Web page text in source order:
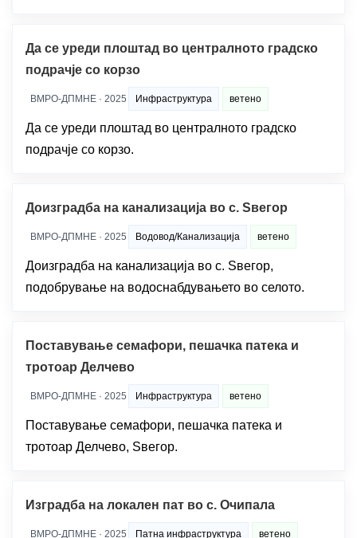
Да се уреди плоштад во централното градско
подрачје со корзо
ВМРО-ДПМНЕ · 2025 Инфраструктура ветено
Да се уреди плоштад во централното градско
подрачје со корзо.
Доизградба на канализација во с. Ѕвегор
ВМРО-ДПМНЕ · 2025 Водовод/Канализација ветено
Доизградба на канализација во с. Ѕвегор,
подобрување на водоснабдувањето во селото.
Поставување семафори, пешачка патека и
тротоар Делчево
ВМРО-ДПМНЕ · 2025 Инфраструктура ветено
Поставување семафори, пешачка патека и
тротоар Делчево, Ѕвегор.
Изградба на локален пат во с. Очипала
ВМРО-ДПМНЕ · 2025 Патна инфраструктура ветено